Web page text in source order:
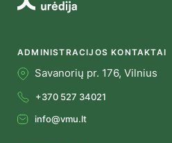
ADMINISTRACIJOS KONTAKTAI
Savanorių pr. 176, Vilnius
+370 527 34021
info@vmu.lt